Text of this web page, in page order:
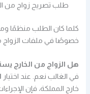
طلب تصريح زواج من
كلما كان الطلب منظمًا
خصوصًا في ملفات الزواج
هل الزواج من الخارج
في الغالب نعم. عند اختيار
خارج المملكة، فإن